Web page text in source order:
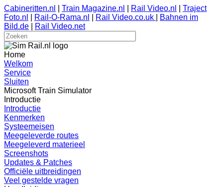
Cabineritten.nl Train Magazine.nl Rail Video.nl
Traject
Foto.nl
Rail-O-Rama.nl Rail Video.co.uk
Bahnen im
Bild.de
Rail Video.net
Home
Welkom
Service
Sluiten
Microsoft Train Simulator
Introductie
Introductie
Kenmerken
Systeemeisen
Meegeleverde routes
Meegeleverd materieel
Screenshots
Updates & Patches
Officiële uitbreidingen
Veel gestelde vragen